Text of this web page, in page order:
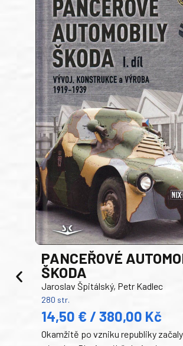
PANCEŘOVÉ
ŠKODA
Jaroslav Špitálský, Petr Kadlec
280 str.
14,50 € / 380,00 Kč
Okamžitě po vzniku republiky